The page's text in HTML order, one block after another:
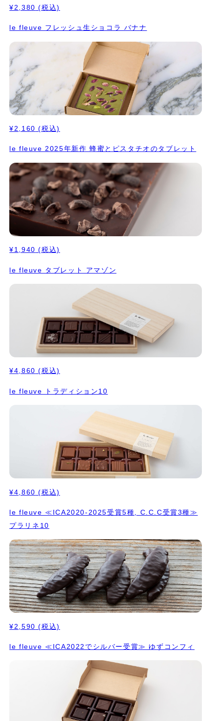
¥2,380 (税込)
le fleuve フレッシュ生ショコラ バナナ
¥2,160 (税込)
le fleuve 2025年新作 蜂蜜とピスタチオのタブレット
¥1,940 (税込)
le fleuve タブレット アマゾン
¥4,860 (税込)
le fleuve トラディション10
¥4,860 (税込)
le fleuve ≪ICA2020-2025受賞5種, C.C.C受賞3種≫
プラリネ10
¥2,590 (税込)
le fleuve ≪ICA2022でシルバー受賞≫ ゆずコンフィ